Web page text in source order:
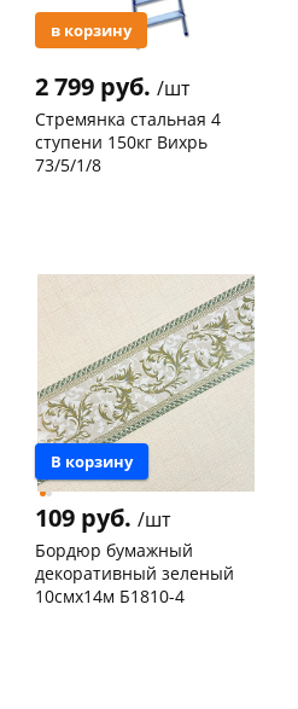
в корзину
2 799 руб. /шт
Стремянка стальная 4
ступени 150кг Вихрь
73/5/1/8
В корзину
109 руб. /шт
Бордюр бумажный
декоративный зеленый
10смх14м Б1810-4